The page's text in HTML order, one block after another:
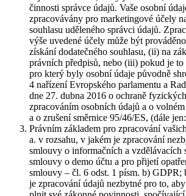
činnosti správce údajů. Vaše osobní
zpracovávány pro marketingové účely
souhlasu uděleného správci údajů.
výše uvedené účely může být
získání dodatečného souhlasu, (ii) na
právních předpisů, nebo (iii) pokud je to
pro který byly osobní údaje původně
4 nařízení Evropského parlamentu a
dne 27. dubna 2016 o ochraně
zpracováním osobních údajů a o
a o zrušení směrnice 95/46/ES, (dále
Právním základem pro zpracování
a. v rozsahu, v jakém je zpracování
smlouvy o informačních a vzdělávacích
smlouvy o demo účtu a pro přijetí
smlouvy – čl. 6 odst. 1 písm. b) GDPR;
je zpracování údajů nezbytné pro to,